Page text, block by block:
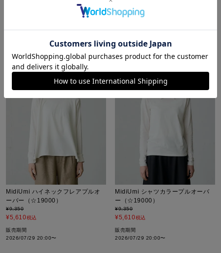
NEW
MidiUmi ハイネックフレアプルオ
ーバー（☆19000）
¥9,350
¥5,610税込
販売期間
2026/07/29 20:00〜
MidiUmi シャツカラープルオーバ
ー（☆19000）
¥9,350
¥5,610税込
販売期間
2026/07/29 20:00〜